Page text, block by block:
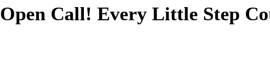
Open Call! Every Little Step